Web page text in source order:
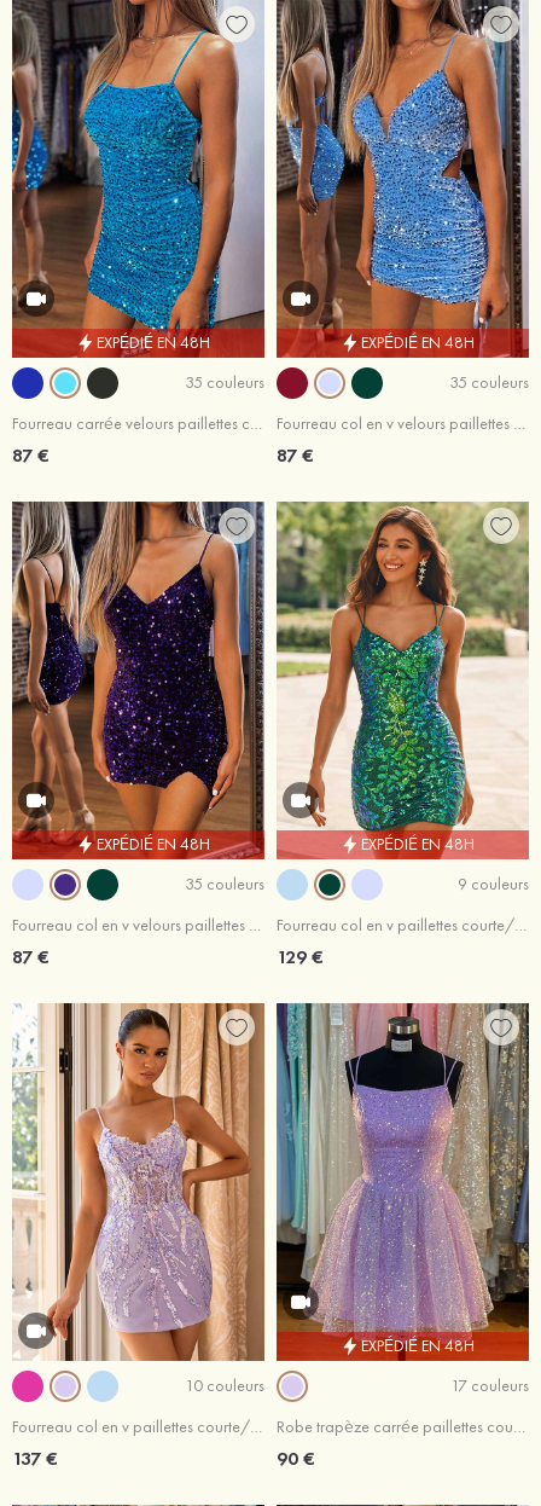
EXPÉDIÉ EN 48H
35 couleurs
Fourreau carrée velours paillettes courte/mini robe de fête de la rentrée
87 €
EXPÉDIÉ EN 48H
35 couleurs
Fourreau col en v velours paillettes courte/mini robe de fête de la rentrée
87 €
EXPÉDIÉ EN 48H
35 couleurs
Fourreau col en v velours paillettes courte/mini robe de fête de la rentrée
87 €
EXPÉDIÉ EN 48H
9 couleurs
Fourreau col en v paillettes courte/mini robe de fête de la rentrée
129 €
10 couleurs
Fourreau col en v paillettes courte/mini robe de fête de la rentrée
137 €
EXPÉDIÉ EN 48H
17 couleurs
Robe trapèze carrée paillettes courte/mini robe de fête de la rentrée
90 €